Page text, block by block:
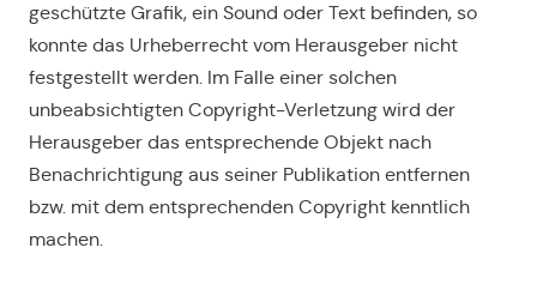
geschützte Grafik, ein Sound oder Text befinden, so
konnte das Urheberrecht vom Herausgeber nicht
festgestellt werden. Im Falle einer solchen
unbeabsichtigten Copyright-Verletzung wird der
Herausgeber das entsprechende Objekt nach
Benachrichtigung aus seiner Publikation entfernen
bzw. mit dem entsprechenden Copyright kenntlich
machen.